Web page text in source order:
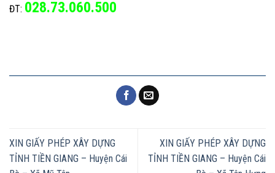
ĐT: 028.73.060.500
XIN GIẤY PHÉP XÂY DỰNG
TỈNH TIỀN GIANG – Huyện Cái
XIN GIẤY PHÉP XÂY DỰNG
TỈNH TIỀN GIANG – Huyện Cái